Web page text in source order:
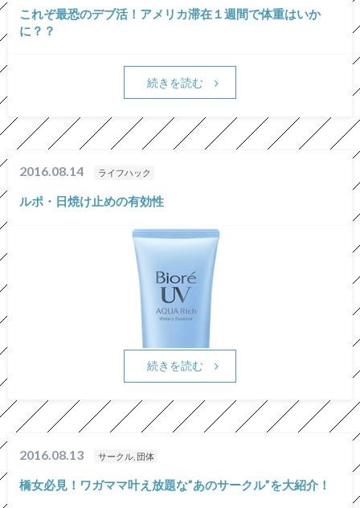
これぞ最恐のデブ活！アメリカ滞在１週間で体重はいか
に？？
続きを読む
2016.08.14 ライフハック
ルポ・日焼け止めの有効性
続きを読む
2016.08.13 サークル, 団体
橋女必見！ワガママ叶え放題な”あのサークル”を大紹介！